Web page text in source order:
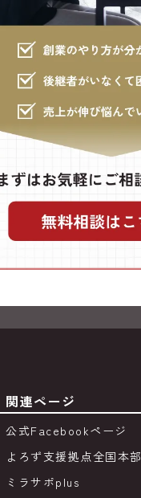
関連ページ
公式Facebookページ
よろず支援拠点全国本部
ミラサポplus